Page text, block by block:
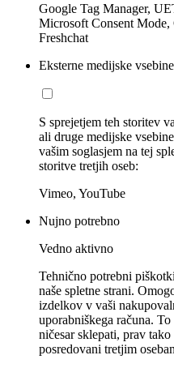
Google Tag Manager,
Microsoft Consent
Freshchat
Eksterne medijske vsebine
S sprejetjem teh storitev
ali druge medijske
vašim soglasjem na tej
storitve tretjih oseb:
Vimeo, YouTube
Nujno potrebno
Vedno aktivno
Tehnično potrebni
naše spletne strani.
izdelkov v vaši
uporabniškega računa.
ničesar sklepati, prav
posredovani tretjim